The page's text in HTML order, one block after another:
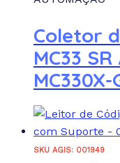
Coletor
MC33
MC330X-
SKU AGIS: 001949